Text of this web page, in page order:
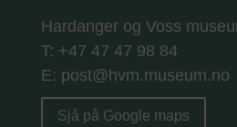
Hardanger og Voss
T: +47 47 47 98 84
E: post@hvm.museum.no
Sjå på Google maps